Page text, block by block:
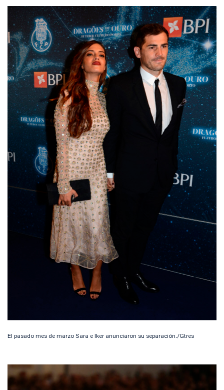
El pasado mes de marzo Sara e Iker anunciaron su separación./Gtres